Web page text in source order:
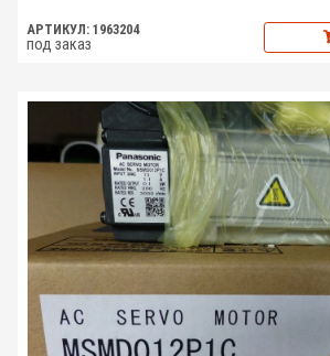
АРТИКУЛ: 1963204
под заказ